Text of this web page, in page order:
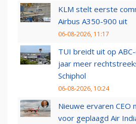
KLM stelt eerste
Airbus A350-900 uit
06-08-2026, 11:17
TUI breidt uit op
jaar meer
Schiphol
06-08-2026, 10:24
Nieuwe ervaren CEO
voor geplaagd Air